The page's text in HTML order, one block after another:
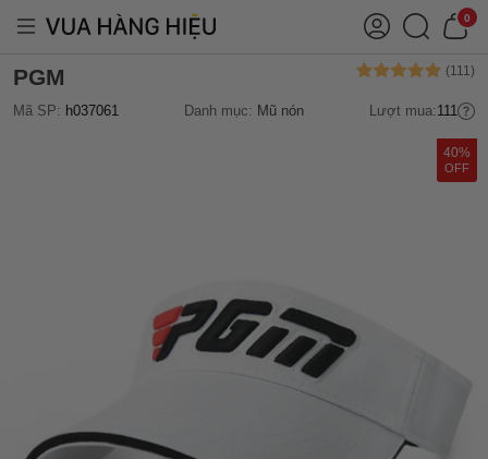
0
PGM
Mã SP: h037061 Danh mục: Mũ nón Lượt mua:111
40%
OFF